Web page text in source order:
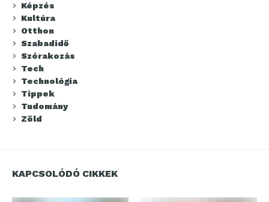
Képzés
Kultúra
Otthon
Szabadidő
Szórakozás
Tech
Technológia
Tippek
Tudomány
Zöld
KAPCSOLÓDÓ CIKKEK